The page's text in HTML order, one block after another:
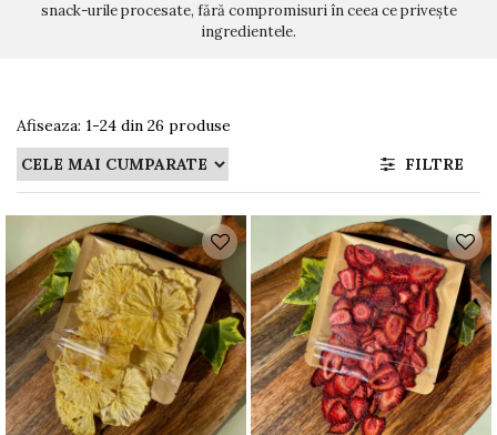
snack-urile procesate, fără compromisuri în ceea ce privește
ingredientele.
Afiseaza: 1-24 din 26 produse
FILTRE